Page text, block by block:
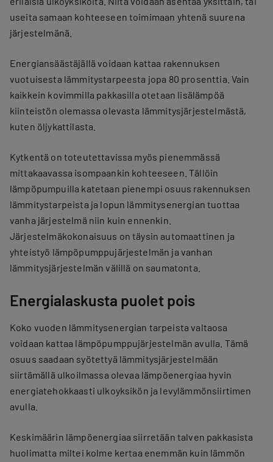
useita samaan kohteeseen toimimaan yhtenä suurena
järjestelmänä.
Energiansäästäjällä voidaan kattaa rakennuksen
vuotuisesta lämmitystarpeesta jopa 80 prosenttia. Vain
kaikkein kovimmilla pakkasilla otetaan lisälämpöä
kiinteistön olemassa olevasta lämmitysjärjestelmästä,
kuten öljykattilasta.
Kytkentä on toteutettavissa myös pienemmässä
mittakaavassa isompaankin kohteeseen. Tällöin
lämpöpumpuilla katetaan pienempi osuus rakennuksen
lämmitystarpeista ja lopun lämmitysenergian tuottaa
vanha järjestelmä niin kuin ennenkin.
Järjestelmäkokonaisuus on täysin automaattinen ja
yhteistyö lämpöpumppujärjestelmän ja vanhan
lämmitysjärjestelmän välillä on saumatonta.
Energialaskusta puolet pois
Koko vuoden lämmitysenergian tarpeista valtaosa
voidaan kattaa lämpöpumppujärjestelmän avulla. Tämä
osuus saadaan syötettyä lämmitysjärjestelmään
siirtämällä ulkoilmassa olevaa lämpöenergiaa hyvin
energiatehokkaasti ulkoyksikön ja levylämmönsiirtimen
avulla.
Keskimäärin lämpöenergiaa siirretään talven pakkasista
huolimatta miltei kolme kertaa enemmän kuin lämmön